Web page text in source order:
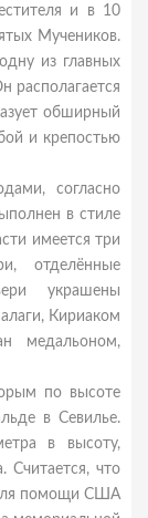
и в 10
Мучеников.
из главных
располагается
обширный
и крепостью
согласно
в стиле
имеется три
отделённые
украшены
Кириаком
медальоном,
по высоте
в Севилье.
в высоту,
что
помощи США